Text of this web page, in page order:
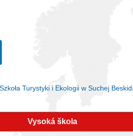
Turystyki i Ekologii w Suchej
Vysoká škola